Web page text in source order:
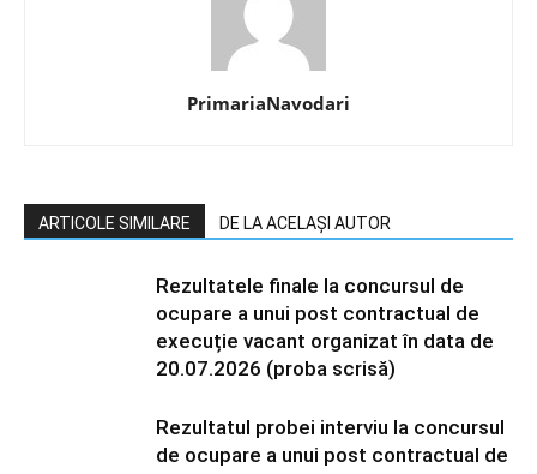
PrimariaNavodari
ARTICOLE SIMILARE DE LA ACELAȘI AUTOR
Rezultatele finale la concursul de
ocupare a unui post contractual de
execuție vacant organizat în data de
20.07.2026 (proba scrisă)
Rezultatul probei interviu la concursul
de ocupare a unui post contractual de